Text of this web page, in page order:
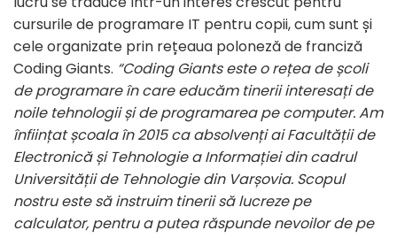
cursurile de programare IT pentru copii, cum sunt și
cele organizate prin rețeaua poloneză de franciză
Coding Giants. “Coding Giants este o rețea de școli
de programare în care educăm tinerii interesați de
noile tehnologii și de programarea pe computer. Am
înființat școala în 2015 ca absolvenți ai Facultății de
Electronică și Tehnologie a Informației din cadrul
Universității de Tehnologie din Varșovia. Scopul
nostru este să instruim tinerii să lucrezepe
calculator, pentru a putea răspunde nevoilor de pe